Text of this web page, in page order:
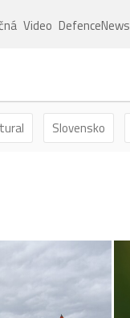
Video DefenceNews
Slovensko